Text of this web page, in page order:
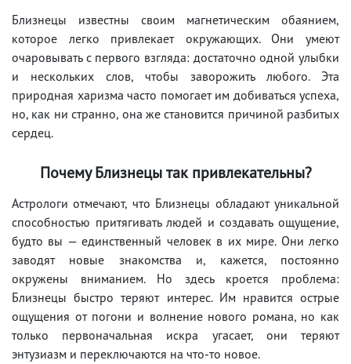
Близнецы известны своим магнетическим обаянием,
которое легко привлекает окружающих. Они умеют
очаровывать с первого взгляда: достаточно одной улыбки
и нескольких слов, чтобы заворожить любого. Эта
природная харизма часто помогает им добиваться успеха,
но, как ни странно, она же становится причиной разбитых
сердец.
Почему Близнецы так привлекательны?
Астрологи отмечают, что Близнецы обладают уникальной
способностью притягивать людей и создавать ощущение,
будто вы — единственный человек в их мире. Они легко
заводят новые знакомства и, кажется, постоянно
окружены вниманием. Но здесь кроется проблема:
Близнецы быстро теряют интерес. Им нравится острые
ощущения от погони и волнение нового романа, но как
только первоначальная искра угасает, они теряют
энтузиазм и переключаются на что-то новое.